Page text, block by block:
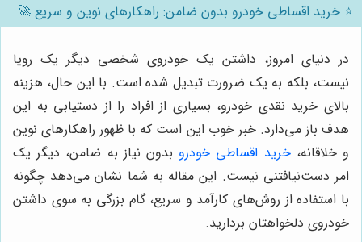
⭐️ خرید اقساطی خودرو بدون ضامن: راهکارهای نوین و سریع 🚀
در دنیای امروز، داشتن یک خودروی شخصی دیگر یک رویا
نیست، بلکه به یک ضرورت تبدیل شده است. با این حال، هزینه
بالای خرید نقدی خودرو، بسیاری از افراد را از دستیابی به این
هدف باز می‌دارد. خبر خوب این است که با ظهور راهکارهای نوین
و خلاقانه،خرید اقساطی خودرو بدون نیاز به ضامن، دیگر یک
امر دست‌نیافتنی نیست. این مقاله به شما نشان می‌دهد چگونه
با استفاده از روش‌های کارآمد و سریع، گام بزرگی به سوی داشتن
خودروی دلخواهتان بردارید.